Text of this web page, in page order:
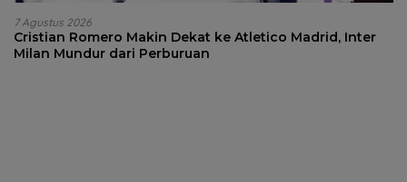
7 Agustus 2026
Cristian Romero Makin Dekat ke Atletico Madrid, Inter
Milan Mundur dari Perburuan